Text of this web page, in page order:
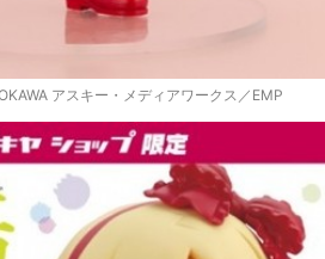
アスキー・メディアワークス／EMP